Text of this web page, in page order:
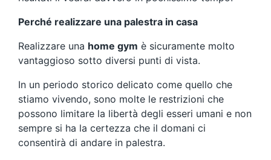
Perché realizzare una palestra in casa
Realizzare una home gym è sicuramente molto
vantaggioso sotto diversi punti di vista.
In un periodo storico delicato come quello che
stiamo vivendo, sono molte le restrizioni che
possono limitare la libertà degli esseri umani e non
sempre si ha la certezza che il domani ci
consentirà di andare in palestra.